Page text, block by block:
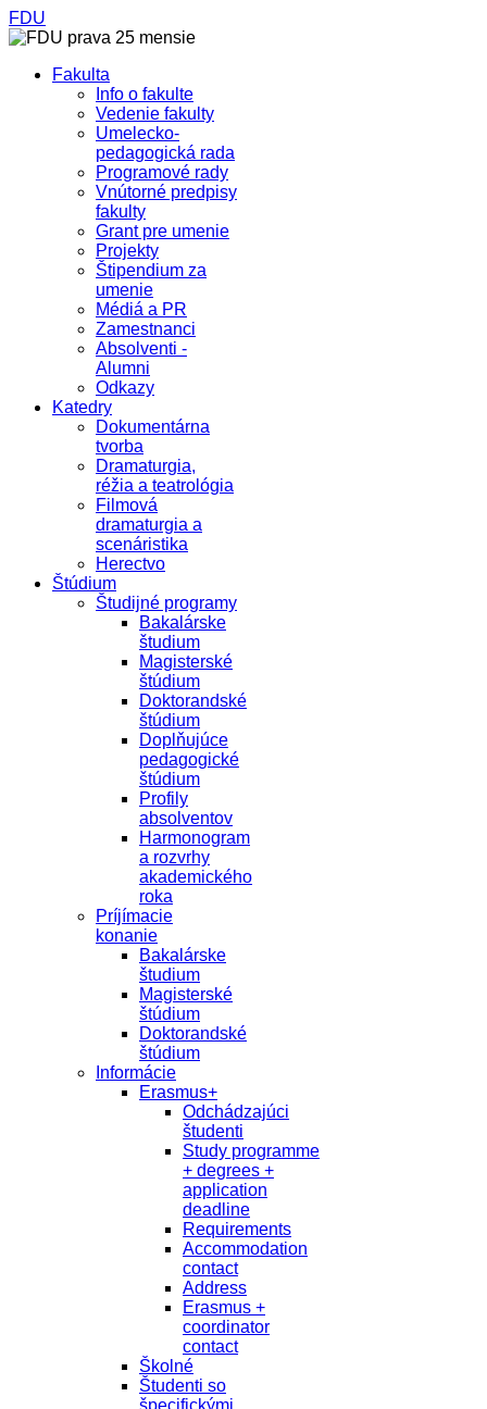
FDU
Fakulta
Info o fakulte
Vedenie fakulty
Umelecko-
pedagogická rada
Programové rady
Vnútorné predpisy
fakulty
Grant pre umenie
Projekty
Štipendium za
umenie
Médiá a PR
Zamestnanci
Absolventi -
Alumni
Odkazy
Katedry
Dokumentárna
tvorba
Dramaturgia,
réžia a teatrológia
Filmová
dramaturgia a
scenáristika
Herectvo
Štúdium
Študijné programy
Bakalárske
študium
Magisterské
štúdium
Doktorandské
štúdium
Doplňujúce
pedagogické
štúdium
Profily
absolventov
Harmonogram
a rozvrhy
akademického
roka
Príjímacie
konanie
Bakalárske
študium
Magisterské
štúdium
Doktorandské
štúdium
Informácie
Erasmus+
Odchádzajúci
študenti
Study programme
+ degrees +
application
deadline
Requirements
Accommodation
contact
Address
Erasmus +
coordinator
contact
Školné
Študenti so
špecifickými